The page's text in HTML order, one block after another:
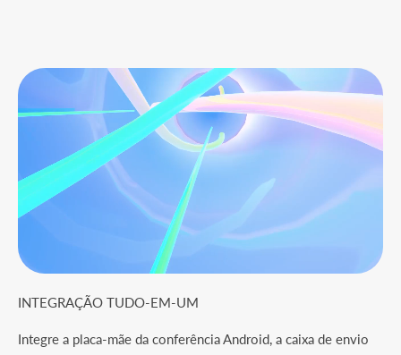
INTEGRAÇÃO TUDO-EM-UM
Integre a placa-mãe da conferência Android, a caixa de envio